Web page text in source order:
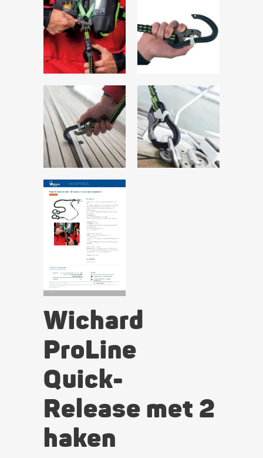
Wichard
ProLine
Quick-
Release met 2
haken